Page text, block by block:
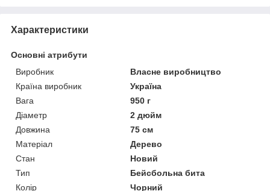
Характеристики
Основні атрибути
Виробник
Власне виробництво
Країна виробник
Україна
Вага
950 г
Діаметр
2 дюйм
Довжина
75 см
Матеріал
Дерево
Стан
Новий
Тип
Бейсбольна бита
Колір
Чорний